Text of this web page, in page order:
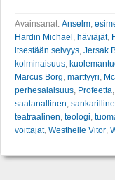
Avainsanat: Anselm
Hardin Michael häviäjät,
itsestään selvyys Jersak
kolminaisuus
Marcus Borg marttyyri
perhesalaisuus Profeetta
saatanallinen
teatraalinen teologi
voittajat, Westhelle Vitor